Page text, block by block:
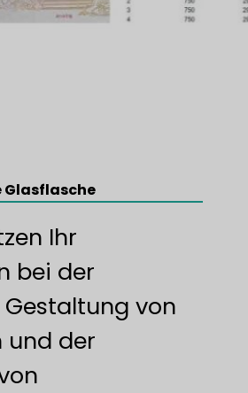
Ihr
bei der
von
und der